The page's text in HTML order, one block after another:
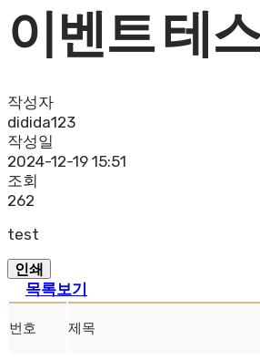
이벤트 테
작성자
didida123
작성일
2024-12-19 15:51
조회
262
test
인쇄
목록보기
번호 제목